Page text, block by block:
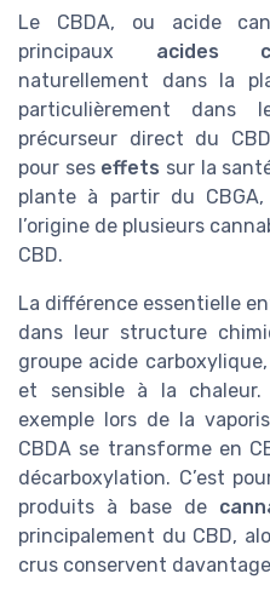
Le CBDA, ou acide
principaux acides
naturellement dans la
particulièrement dans
précurseur direct du
pour ses effets sur la
plante à partir du
l’origine de plusieurs
CBD.
La différence essentielle
dans leur structure
groupe acide
et sensible à la chaleur.
exemple lors de la
CBDA se transforme en
décarboxylation. C’est
produits à base de
principalement du CBD,
crus conservent